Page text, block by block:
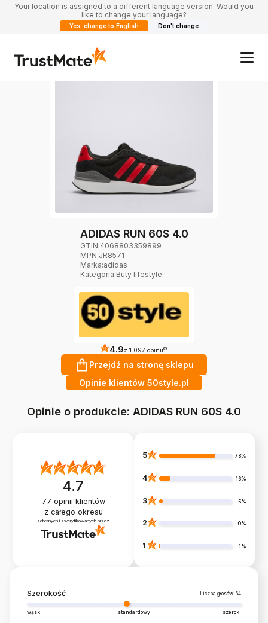
Your location is assigned to a different language version. Would you
like to change your language?
Yes, change to English Don't change
ADIDAS RUN 60S 4.0
GTIN:4068803359899
MPN:JR8571
Marka:adidas
Kategoria:Buty lifestyle
4.9z 1 097 opinii ?
Przejdź na stronę sklepu
Opinie klientów 50style.pl
Opinie o produkcie: ADIDAS RUN 60S 4.0
4.7
77 opinii klientów
z całego okresu
zebranych i zweryfikowanych przez
5 78%
4 16%
3 5%
2 0%
1 1%
Szerokość Liczba głosów: 64
wąski standardowy szeroki